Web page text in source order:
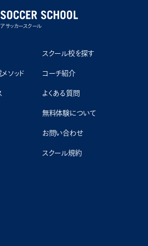
サッカースクール
ソッド
スクール校を探す
コーチ紹介
よくある質問
無料体験について
お問い合わせ
スクール規約